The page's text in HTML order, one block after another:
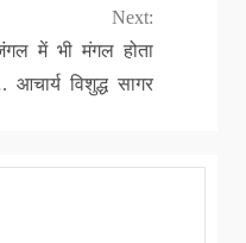
Next:
में भी मंगल होता
आचार्य विशुद्ध सागर